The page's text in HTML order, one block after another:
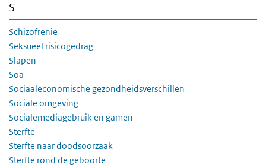
S
Schizofrenie
Seksueel risicogedrag
Slapen
Soa
Sociaaleconomische gezondheidsverschillen
Sociale omgeving
Socialemediagebruik en gamen
Sterfte
Sterfte naar doodsoorzaak
Sterfte rond de geboorte